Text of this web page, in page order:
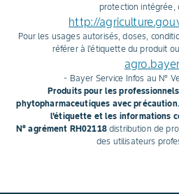
protection intégrée,
http://
Pour les usages autorisés, doses,
référer à l'étiquette du produit
- Bayer Service Infos au N°
Produits pour les
phytopharmaceutiques avec
l'étiquette et les informations
N° agrément RH02118distribution de
des utilisateurs